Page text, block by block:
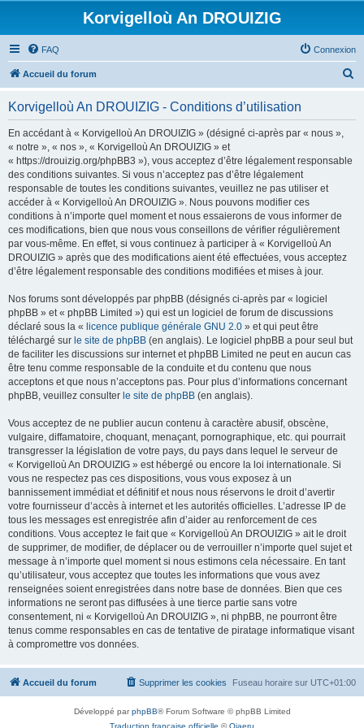
Korvigelloù An DROUIZIG
FAQ Connexion
Accueil du forum
Korvigelloù An DROUIZIG - Conditions d’utilisation
En accédant à « Korvigelloù An DROUIZIG » (désigné ci-après par « nous »,
« notre », « nos », « Korvigelloù An DROUIZIG » et
« https://drouizig.org/phpBB3 »), vous acceptez d’être légalement responsable
des conditions suivantes. Si vous n’acceptez pas d’être légalement
responsable de toutes les conditions suivantes, veuillez ne pas utiliser et
accéder à « Korvigelloù An DROUIZIG ». Nous pouvons modifier ces
conditions à n’importe quel moment et nous essaierons de vous informer de
ces modifications, bien que nous vous conseillons de vérifier régulièrement
par vous-même. En effet, si vous continuez à participer à « Korvigelloù An
DROUIZIG » après que des modifications aient été effectuées, vous acceptez
d’être légalement responsable des conditions modifiées et mises à jour.
Nos forums sont développés par phpBB (désignés ci-après par « logiciel
phpBB » et « phpBB Limited ») qui est un logiciel de forum de discussions
déclaré sous la « licence publique générale GNU 2.0 » et qui peut être
téléchargé sur le site de phpBB (en anglais). Le logiciel phpBB a pour seul but
de faciliter les discussions sur internet et phpBB Limited ne peut en aucun cas
être tenu comme responsable de la conduite et du contenu que nous
acceptons et que nous n’acceptons pas. Pour plus d’informations concernant
phpBB, veuillez consulter le site de phpBB (en anglais).
Vous acceptez de ne publier aucun contenu à caractère abusif, obscène,
vulgaire, diffamatoire, choquant, menaçant, pornographique, etc. qui pourrait
transgresser la législation de votre pays, du pays dans lequel le serveur de
« Korvigelloù An DROUIZIG » est hébergé ou encore la loi internationale. Si
vous ne respectez pas ces dispositions, vous vous exposez à un
bannissement immédiat et définitif et nous nous réservons le droit d’avertir
votre fournisseur d’accès à internet et les autorités officielles. L’adresse IP de
tous les messages est enregistrée afin d’aider au renforcement de ces
conditions. Vous acceptez le fait que « Korvigelloù An DROUIZIG » ait le droit
de supprimer, de modifier, de déplacer ou de verrouiller n’importe quel sujet et
message à n’importe quel moment si nous estimons cela nécessaire. En tant
qu’utilisateur, vous acceptez que toutes les informations que vous avez
renseignées soient enregistrées dans notre base de données. Bien que ces
informations ne seront pas diffusées à une tierce partie sans votre
consentement, ni « Korvigelloù An DROUIZIG », ni phpBB, ne pourront être
tenus comme responsables en cas de tentative de piratage informatique visant
à compromettre vos données.
Accueil du forum Fuseau horaire sur UTC+01:00
Supprimer les cookies
Développé parphpBB® Forum Software © phpBB Limited
Traduction française officielle ©Qiaeru